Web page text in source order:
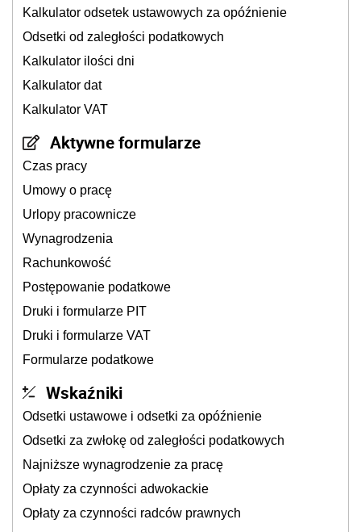
Kalkulator odsetek ustawowych za opóźnienie
Odsetki od zaległości podatkowych
Kalkulator ilości dni
Kalkulator dat
Kalkulator VAT
Aktywne formularze
Czas pracy
Umowy o pracę
Urlopy pracownicze
Wynagrodzenia
Rachunkowość
Postępowanie podatkowe
Druki i formularze PIT
Druki i formularze VAT
Formularze podatkowe
Wskaźniki
Odsetki ustawowe i odsetki za opóźnienie
Odsetki za zwłokę od zaległości podatkowych
Najniższe wynagrodzenie za pracę
Opłaty za czynności adwokackie
Opłaty za czynności radców prawnych